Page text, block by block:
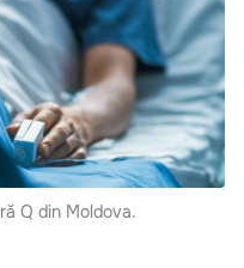
Q din Moldova.